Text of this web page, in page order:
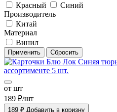
Красный
Синий
Производитель
Китай
Материал
Винил
от шт
189 ₽/шт
189 ₽ Добавить в коризну